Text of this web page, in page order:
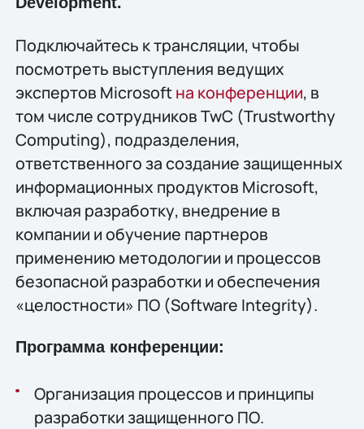
Подключайтесь к трансляции, чтобы
посмотреть выступления ведущих
экспертов Microsoftна конференции, в
том числе сотрудников TwC (Trustworthy
Computing), подразделения,
ответственного за создание защищенных
информационных продуктов Microsoft,
включая разработку, внедрение в
компании и обучение партнеров
применению методологии и процессов
безопасной разработки и обеспечения
«целостности» ПО (Software Integrity).
Программа конференции:
Организация процессов и принципы
разработки защищенного ПО.